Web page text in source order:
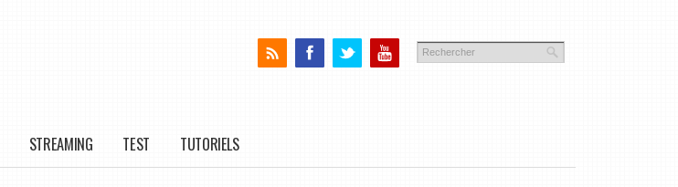
STREAMING TEST TUTORIELS